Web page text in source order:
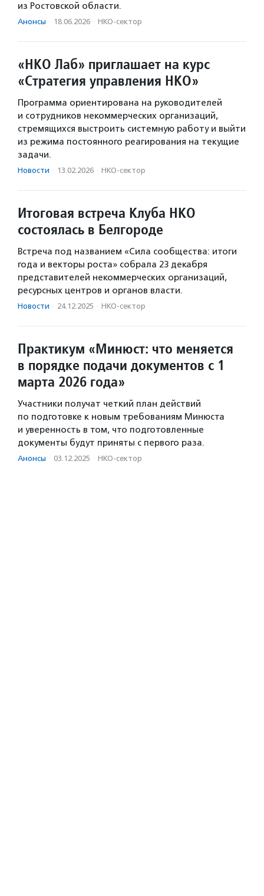
из Ростовской области.
Анонсы · 18.06.2026 · НКО-сектор
«НКО Лаб» приглашает на курс
«Стратегия управления НКО»
Программа ориентирована на руководителей
и сотрудников некоммерческих организаций,
стремящихся выстроить системную работу и выйти
из режима постоянного реагирования на текущие
задачи.
Новости · 13.02.2026 · НКО-сектор
Итоговая встреча Клуба НКО
состоялась в Белгороде
Встреча под названием «Сила сообщества: итоги
года и векторы роста» собрала 23 декабря
представителей некоммерческих организаций,
ресурсных центров и органов власти.
Новости · 24.12.2025 · НКО-сектор
Практикум «Минюст: что меняется
в порядке подачи документов с 1
марта 2026 года»
Участники получат четкий план действий
по подготовке к новым требованиям Минюста
и уверенность в том, что подготовленные
документы будут приняты с первого раза.
Анонсы · 03.12.2025 · НКО-сектор